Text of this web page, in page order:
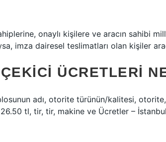
onaylı kişilere ve aracın sahibi
imza dairesel teslimatları olan kişiler
ÜCRETLERI
adı, otorite türünün/kalitesi,
tl, tir, tir, makine ve Ücretler –